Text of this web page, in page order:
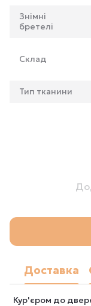
Знімні
бретелі
Склад
Тип тканини
Доставка
Кур'єром до